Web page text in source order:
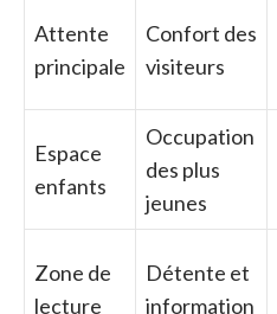
Attente
principale
Confort des
visiteurs
Espace
enfants
Occupation
des plus
jeunes
Zone de
lecture
Détente et
information